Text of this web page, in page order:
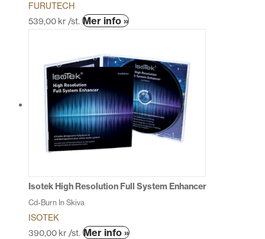
FURUTECH
539,00 kr /st. Mer info »
Isotek High Resolution Full System Enhancer
Cd-Burn In Skiva
ISOTEK
390,00 kr /st. Mer info »